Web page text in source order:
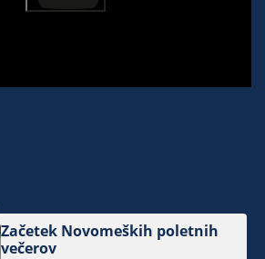
Začetek Novomeških poletnih
večerov